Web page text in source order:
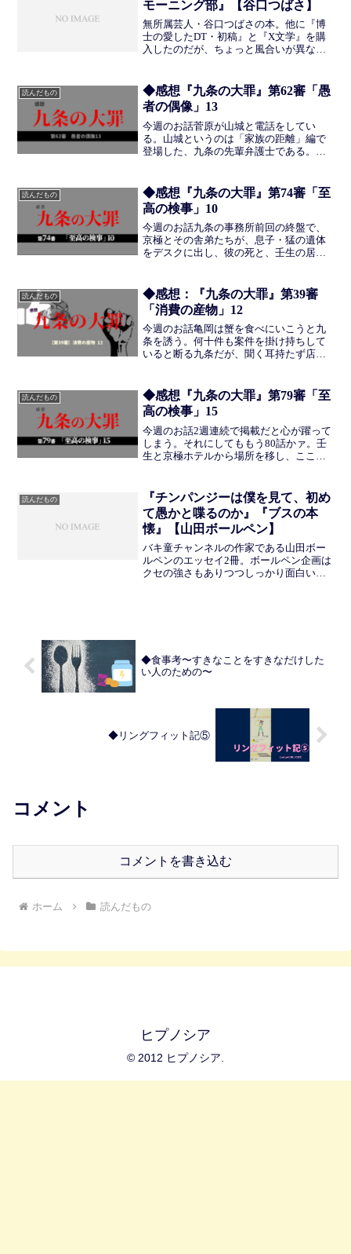
モーニング部』【谷口つばさ】
無所属芸人・谷口つばさの本。他に『博
士の愛したDT・初稿』と『X文学』を購
入したのだが、ちょっと風合いが異なる
をしているのか分からない」という記事
がすきだった。自分...
読んだもの
◆感想『九条の大罪』第62審「愚
者の偶像」13
今週のお話菅原が山城と電話をしてい
る。山城というのは「家族の距離」編で
登場した、九条の先輩弁護士である。詐
よって、恐喝として処理される可能性も
あるのという。やりとりには...
読んだもの
◆感想『九条の大罪』第74審「至
高の検事」10
今週のお話九条の事務所前回の終盤で、
京極とその舎弟たちが、息子・猛の遺体
をデスクに出し、彼の死と、壬生の居場
間が軽率ではないかと、遺体の一部をし
まってほしいことを伝える...
読んだもの
◆感想：『九条の大罪』第39審
「消費の産物」12
今週のお話亀岡は蟹を食べにいこうと九
条を誘う。何十件も案件を掛け持ちして
いると断る九条だが、聞く耳持たず店へ
てくれそうだから」と言われたことを素
直に話すと、亀岡は「私は...
読んだもの
◆感想『九条の大罪』第79審「至
高の検事」15
今週のお話2週連続で掲載だと心が躍って
しまう。それにしてももう80話かァ。壬
生と京極ホテルから場所を移し、ここは
生、そして京極の部下3人もいる。京極は
そこでさっそく、部下に...
読んだもの
『チンパンジーは僕を見て、初め
て愚かと喋るのか』『ブスの本
懐』【山田ボールペン】
バキ童チャンネルの作家である山田ボー
ルペンのエッセイ2冊。ボールペン企画は
クセの強さもありつつしっかり面白いの
◆食事考〜すきなことをすきなだけした
い人のための〜
◆リングフィット記⑤
コメント
コメントを書き込む
ホーム 読んだもの
ヒプノシア
© 2012 ヒプノシア.